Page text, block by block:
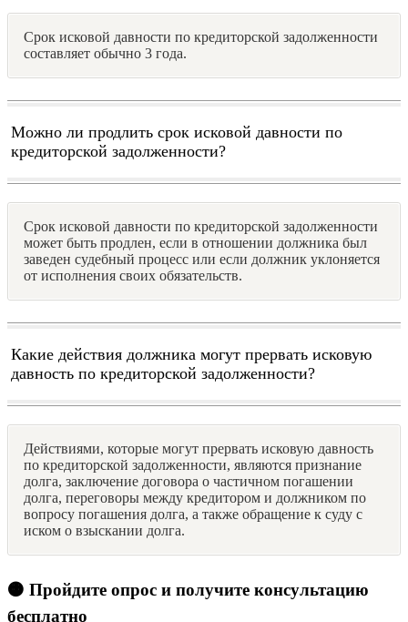
Срок исковой давности по кредиторской задолженности
составляет обычно 3 года.
Можно ли продлить срок исковой давности по
кредиторской задолженности?
Срок исковой давности по кредиторской задолженности
может быть продлен, если в отношении должника был
заведен судебный процесс или если должник уклоняется
от исполнения своих обязательств.
Какие действия должника могут прервать исковую
давность по кредиторской задолженности?
Действиями, которые могут прервать исковую давность
по кредиторской задолженности, являются признание
долга, заключение договора о частичном погашении
долга, переговоры между кредитором и должником по
вопросу погашения долга, а также обращение к суду с
иском о взыскании долга.
🟠 Пройдите опрос и получите консультацию
бесплатно